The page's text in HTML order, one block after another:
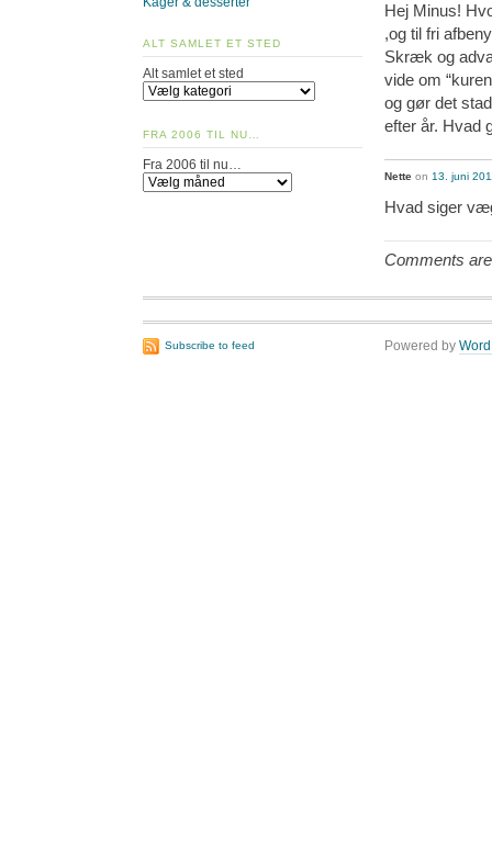
Hej Minus!
,og til fri
Skræk og
vide om
og gør det
efter år. Hvad
Nette on 13. juni
Hvad siger
Comments
ALT SAMLET ET STED
Alt samlet et sted
FRA 2006 TIL NU…
Fra 2006 til nu…
Subscribe to feed Powered by